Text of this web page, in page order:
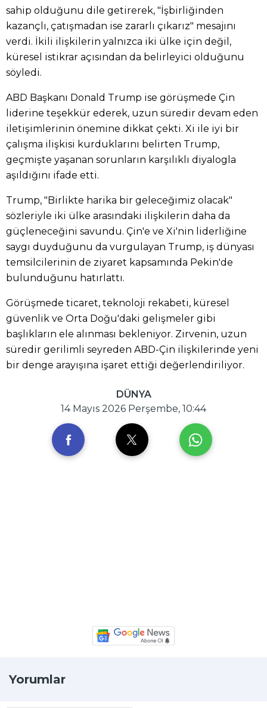
sahip olduğunu dile getirerek, "İşbirliğinden
kazançlı, çatışmadan ise zararlı çıkarız" mesajını
verdi. İkili ilişkilerin yalnızca iki ülke için değil,
küresel istikrar açısından da belirleyici olduğunu
söyledi.
ABD Başkanı Donald Trump ise görüşmede Çin
liderine teşekkür ederek, uzun süredir devam eden
iletişimlerinin önemine dikkat çekti. Xi ile iyi bir
çalışma ilişkisi kurduklarını belirten Trump,
geçmişte yaşanan sorunların karşılıklı diyalogla
aşıldığını ifade etti.
Trump, "Birlikte harika bir geleceğimiz olacak"
sözleriyle iki ülke arasındaki ilişkilerin daha da
güçleneceğini savundu. Çin'e ve Xi'nin liderliğine
saygı duyduğunu da vurgulayan Trump, iş dünyası
temsilcilerinin de ziyaret kapsamında Pekin'de
bulunduğunu hatırlattı.
Görüşmede ticaret, teknoloji rekabeti, küresel
güvenlik ve Orta Doğu'daki gelişmeler gibi
başlıkların ele alınması bekleniyor. Zirvenin, uzun
süredir gerilimli seyreden ABD-Çin ilişkilerinde yeni
bir denge arayışına işaret ettiği değerlendiriliyor.
DÜNYA
14 Mayıs 2026 Perşembe, 10:44
Yorumlar